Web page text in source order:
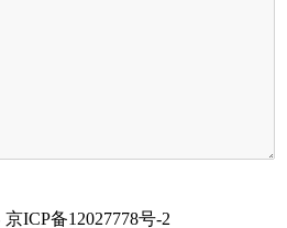
ICP备12027778号-2